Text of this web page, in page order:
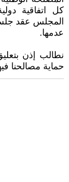
كل اتفاقية
المجلس عقد
عدمها.
نطالب إذن
حماية مصالحنا